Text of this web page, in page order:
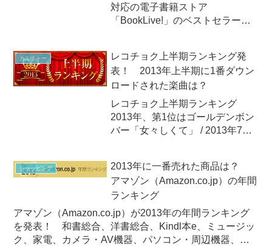
対応の電子書籍ストア
「BookLive!」のベストセラーラ
ストア 「BookLive!」が2013年7
月16日（火）、「今売れている電
子書籍ランキン...
カルチャー
レコチョク上半期ランキング発
表！ 2013年上半期に1番ダウン
ロードされた楽曲は？
レコチョク上半期ランキング
2013年、第1位はゴールデンボン
バー「女々しくて」 / 2013年7月1
チョクが「レコチョク上半期ラン
キング2013」を発表しました。
ところが、その...
ショッピング
2013年に一番売れた商品は？
アマゾン（Amazon.co.jp）の年間
ランキング
アマゾン（Amazon.co.jp）が2013年の年間ランキング
を発表！ 和書総合、洋書総合、Kindl本e、ミュージッ
ク、家電、カメラ・AV機器、パソコン・周辺機器、フ